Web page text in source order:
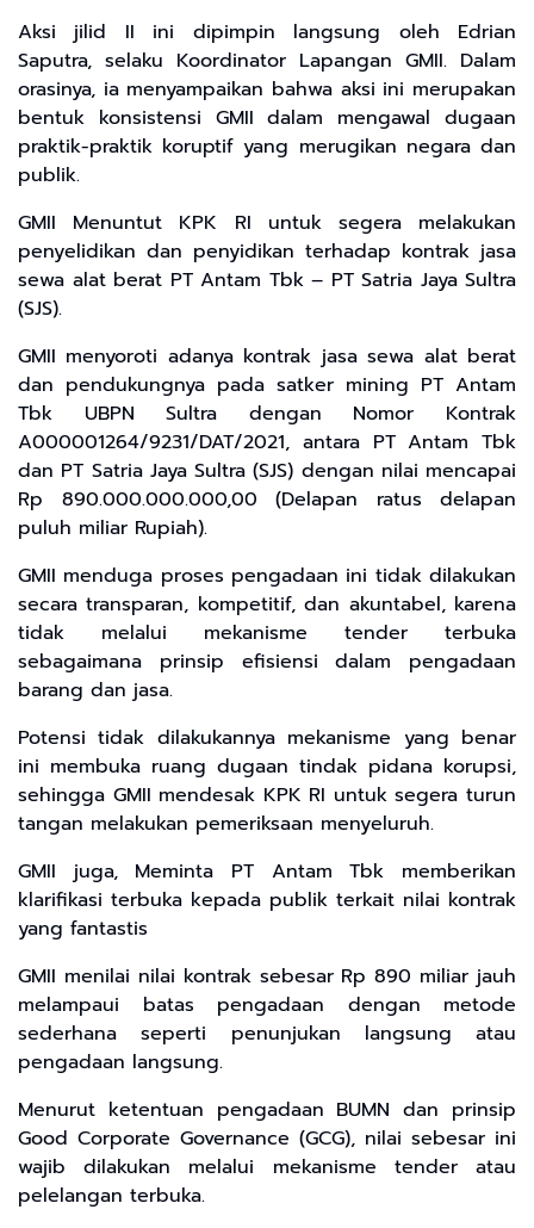
Aksi jilid II ini dipimpin langsung oleh Edrian
Saputra, selaku Koordinator Lapangan GMII. Dalam
orasinya, ia menyampaikan bahwa aksi ini merupakan
bentuk konsistensi GMII dalam mengawal dugaan
praktik-praktik koruptif yang merugikan negara dan
publik.
GMII Menuntut KPK RI untuk segera melakukan
penyelidikan dan penyidikan terhadap kontrak jasa
sewa alat berat PT Antam Tbk – PT Satria Jaya Sultra
(SJS).
GMII menyoroti adanya kontrak jasa sewa alat berat
dan pendukungnya pada satker mining PT Antam
Tbk UBPN Sultra dengan Nomor Kontrak
A000001264/9231/DAT/2021, antara PT Antam Tbk
dan PT Satria Jaya Sultra (SJS) dengan nilai mencapai
Rp 890.000.000.000,00 (Delapan ratus delapan
puluh miliar Rupiah).
GMII menduga proses pengadaan ini tidak dilakukan
secara transparan, kompetitif, dan akuntabel, karena
tidak melalui mekanisme tender terbuka
sebagaimana prinsip efisiensi dalam pengadaan
barang dan jasa.
Potensi tidak dilakukannya mekanisme yang benar
ini membuka ruang dugaan tindak pidana korupsi,
sehingga GMII mendesak KPK RI untuk segera turun
tangan melakukan pemeriksaan menyeluruh.
GMII juga, Meminta PT Antam Tbk memberikan
klarifikasi terbuka kepada publik terkait nilai kontrak
yang fantastis
GMII menilai nilai kontrak sebesar Rp 890 miliar jauh
melampaui batas pengadaan dengan metode
sederhana seperti penunjukan langsung atau
pengadaan langsung.
Menurut ketentuan pengadaan BUMN dan prinsip
Good Corporate Governance (GCG), nilai sebesar ini
wajib dilakukan melalui mekanisme tender atau
pelelangan terbuka.